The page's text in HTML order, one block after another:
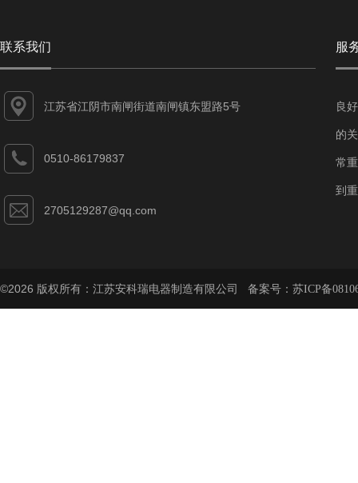
联系我们
江苏省江阴市南闸街道南闸镇东盟路5号
0510-86179837
2705129287@qq.com
服
良
的
常
到
©2026 版权所有：江苏安科瑞电器制造有限公司 备案号： 苏ICP备